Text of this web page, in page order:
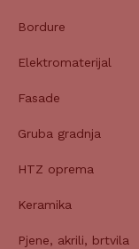
Bordure
Elektromaterijal
Fasade
Gruba gradnja
HTZ oprema
Keramika
Pjene, akrili, brtvila